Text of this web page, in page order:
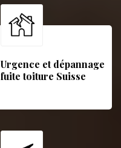
Urgence et dépannage
fuite toiture Suisse